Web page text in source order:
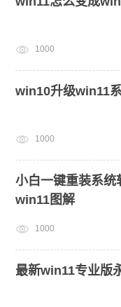
win7系统安装教程
1000
win10升级win11
1000
小白一键重装系统
win11图解
1000
最新win11专业版